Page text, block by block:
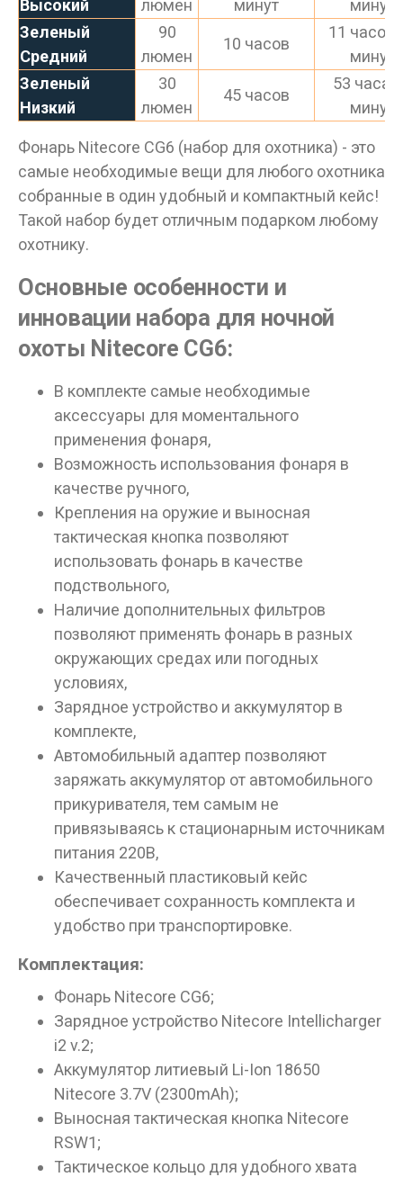
Высокий люмен минут
минут
Зеленый
Средний
90
люмен
10 часов
11 часов
минут
Зеленый
Низкий
30
люмен
45 часов
53 часа
минут
Фонарь Nitecore CG6 (набор для охотника) - это
самые необходимые вещи для любого охотника
собранные в один удобный и компактный кейс!
Такой набор будет отличным подарком любому
охотнику.
Основные особенности и
инновации набора для ночной
охоты Nitecore CG6:
В комплекте самые необходимые
аксессуары для моментального
применения фонаря,
Возможность использования фонаря в
качестве ручного,
Крепления на оружие и выносная
тактическая кнопка позволяют
использовать фонарь в качестве
подствольного,
Наличие дополнительных фильтров
позволяют применять фонарь в разных
окружающих средах или погодных
условиях,
Зарядное устройство и аккумулятор в
комплекте,
Автомобильный адаптер позволяют
заряжать аккумулятор от автомобильного
прикуривателя, тем самым не
привязываясь к стационарным источникам
питания 220В,
Качественный пластиковый кейс
обеспечивает сохранность комплекта и
удобство при транспортировке.
Комплектация:
Фонарь Nitecore CG6;
Зарядное устройство Nitecore Intellicharger
i2 v.2;
Аккумулятор литиевый Li-Ion 18650
Nitecore 3.7V (2300mAh);
Выносная тактическая кнопка Nitecore
RSW1;
Тактическое кольцо для удобного хвата
Данные товары продаются лицам,
достигшим 18 лет!
Вам исполнилось 18 лет?
НЕТ